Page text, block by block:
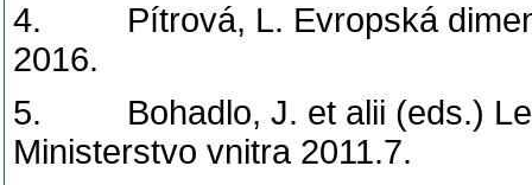
4. Pítrová, L. Evropská
2016.
5. Bohadlo, J. et alii (eds.)
Ministerstvo vnitra 2011.7.